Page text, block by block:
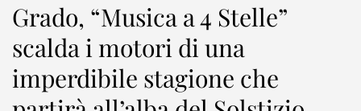
Grado, “Musica a 4 Stelle”
scalda i motori di una
imperdibile stagione che